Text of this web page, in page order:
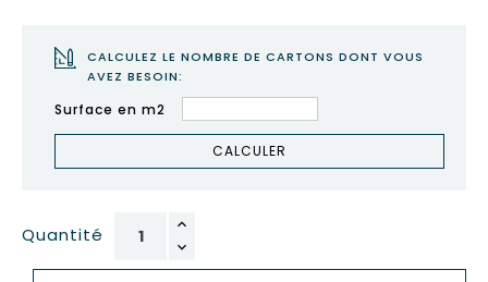
CALCULEZ LE NOMBRE DE CARTONS DONT VOUS
AVEZ BESOIN:
Surface en m2
CALCULER
Quantité